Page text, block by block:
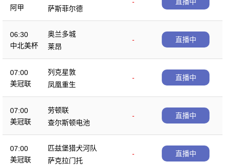
阿甲
萨斯菲尔德
06:30
中北美杯
奥兰多城
-
莱昂
直播中
07:00
美冠联
列克星敦
-
凤凰重生
直播中
07:00
美冠联
劳顿联
-
查尔斯顿电池
直播中
07:00
美冠联
匹兹堡猎犬河队
-
萨克拉门托
直播中